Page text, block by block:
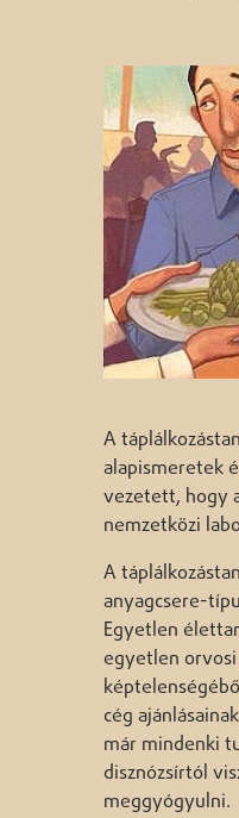
A
alapismeretek
vezetett, hogy
nemzetközi
A
anyagcsere-
Egyetlen
egyetlen
cég
már mindenki
disznózsírtól
meggyógyulni.